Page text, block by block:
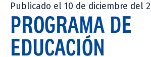
Publicado el 10 de diciembre del
PROGRAMA DE
EDUCACIÓN